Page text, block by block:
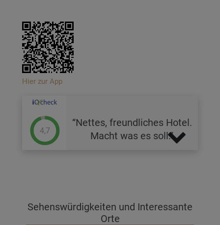
Hier zur App
4,7
Nettes, freundliches Hotel.
Macht was es soll.
Sehenswürdigkeiten und Interessante
Orte